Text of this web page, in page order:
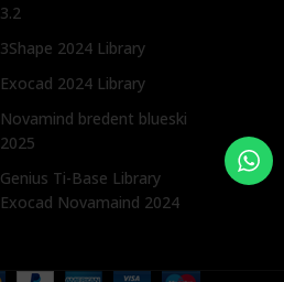
3.2
3Shape 2024 Library
Exocad 2024 Library
Novamind bredent blueski
2025
Genius Ti-Base Library
Exocad Novamaind 2024